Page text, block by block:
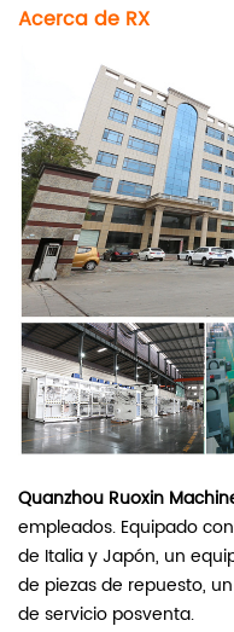
Acerca de RX
Quanzhou Ruoxin
empleados. Equipado
de Italia y Japón, un
de piezas de repuesto,
de servicio posventa.